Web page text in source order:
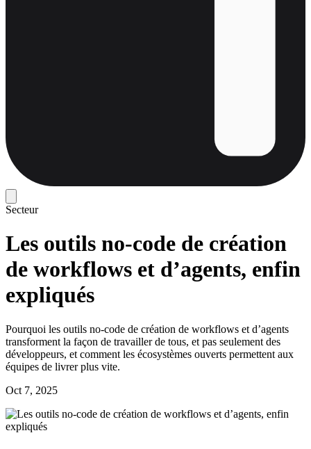
Secteur
Les outils no-code de création
de workflows et d’agents, enfin
expliqués
Pourquoi les outils no-code de création de workflows et d’agents
transforment la façon de travailler de tous, et pas seulement des
développeurs, et comment les écosystèmes ouverts permettent aux
équipes de livrer plus vite.
Oct 7, 2025